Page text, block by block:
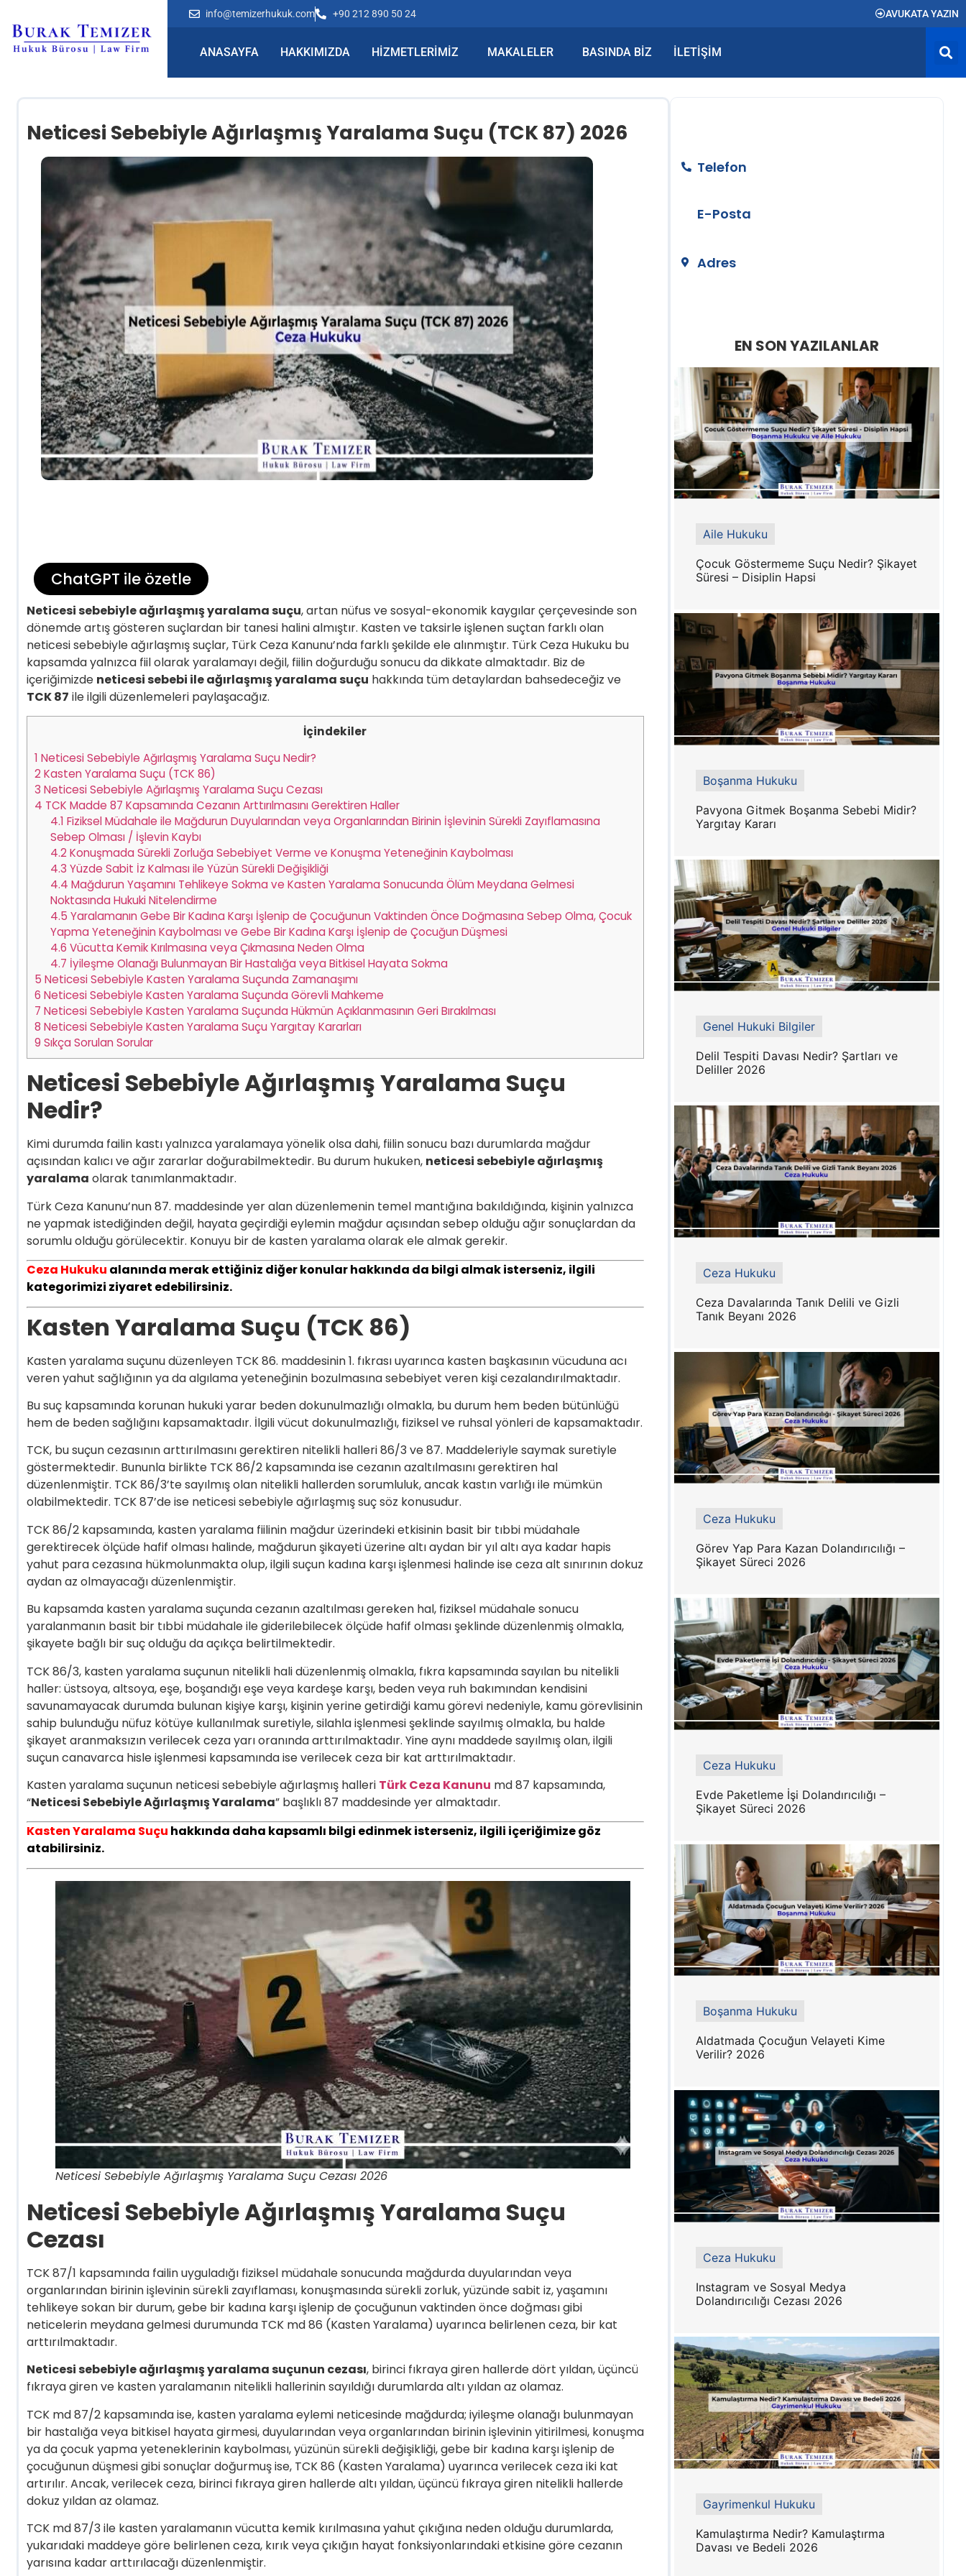
info@temizerhukuk.com +90 212 890 50 24 AVUKATA YAZIN
ANASAYFA HAKKIMIZDA HIZMETLERIMIZ MAKALELER BASINDA BIZ İLETIŞIM
Neticesi Sebebiyle Ağırlaşmış Yaralama Suçu (TCK 87) 2026
ChatGPT ile özetle
Neticesi sebebiyle ağırlaşmış yaralama suçu, artan nüfus ve sosyal-ekonomik kaygılar çerçevesinde son
dönemde artış gösteren suçlardan bir tanesi halini almıştır. Kasten ve taksirle işlenen suçtan farklı olan
neticesi sebebiyle ağırlaşmış suçlar, Türk Ceza Kanunu’nda farklı şekilde ele alınmıştır. Türk Ceza Hukuku bu
kapsamda yalnızca fiil olarak yaralamayı değil, fiilin doğurduğu sonucu da dikkate almaktadır. Biz de
içeriğimizde neticesi sebebi ile ağırlaşmış yaralama suçu hakkında tüm detaylardan bahsedeceğiz ve
TCK 87 ile ilgili düzenlemeleri paylaşacağız.
İçindekiler
1 Neticesi Sebebiyle Ağırlaşmış Yaralama Suçu Nedir?
2 Kasten Yaralama Suçu (TCK 86)
3 Neticesi Sebebiyle Ağırlaşmış Yaralama Suçu Cezası
4 TCK Madde 87 Kapsamında Cezanın Arttırılmasını Gerektiren Haller
4.1 Fiziksel Müdahale ile Mağdurun Duyularından veya Organlarından Birinin İşlevinin Sürekli Zayıflamasına
Sebep Olması / İşlevin Kaybı
4.2 Konuşmada Sürekli Zorluğa Sebebiyet Verme ve Konuşma Yeteneğinin Kaybolması
4.3 Yüzde Sabit İz Kalması ile Yüzün Sürekli Değişikliği
4.4 Mağdurun Yaşamını Tehlikeye Sokma ve Kasten Yaralama Sonucunda Ölüm Meydana Gelmesi
Noktasında Hukuki Nitelendirme
4.5 Yaralamanın Gebe Bir Kadına Karşı İşlenip de Çocuğunun Vaktinden Önce Doğmasına Sebep Olma, Çocuk
Yapma Yeteneğinin Kaybolması ve Gebe Bir Kadına Karşı İşlenip de Çocuğun Düşmesi
4.6 Vücutta Kemik Kırılmasına veya Çıkmasına Neden Olma
4.7 İyileşme Olanağı Bulunmayan Bir Hastalığa veya Bitkisel Hayata Sokma
5 Neticesi Sebebiyle Kasten Yaralama Suçunda Zamanaşımı
6 Neticesi Sebebiyle Kasten Yaralama Suçunda Görevli Mahkeme
7 Neticesi Sebebiyle Kasten Yaralama Suçunda Hükmün Açıklanmasının Geri Bırakılması
8 Neticesi Sebebiyle Kasten Yaralama Suçu Yargıtay Kararları
9 Sıkça Sorulan Sorular
Neticesi Sebebiyle Ağırlaşmış Yaralama Suçu
Nedir?
Kimi durumda failin kastı yalnızca yaralamaya yönelik olsa dahi, fiilin sonucu bazı durumlarda mağdur
açısından kalıcı ve ağır zararlar doğurabilmektedir. Bu durum hukuken, neticesi sebebiyle ağırlaşmış
yaralama olarak tanımlanmaktadır.
Türk Ceza Kanunu’nun 87. maddesinde yer alan düzenlemenin temel mantığına bakıldığında, kişinin yalnızca
ne yapmak istediğinden değil, hayata geçirdiği eylemin mağdur açısından sebep olduğu ağır sonuçlardan da
sorumlu olduğu görülecektir. Konuyu bir de kasten yaralama olarak ele almak gerekir.
Ceza Hukuku alanında merak ettiğiniz diğer konular hakkında da bilgi almak isterseniz, ilgili
kategorimizi ziyaret edebilirsiniz.
Kasten Yaralama Suçu (TCK 86)
Kasten yaralama suçunu düzenleyen TCK 86. maddesinin 1. fıkrası uyarınca kasten başkasının vücuduna acı
veren yahut sağlığının ya da algılama yeteneğinin bozulmasına sebebiyet veren kişi cezalandırılmaktadır.
Bu suç kapsamında korunan hukuki yarar beden dokunulmazlığı olmakla, bu durum hem beden bütünlüğü
hem de beden sağlığını kapsamaktadır. İlgili vücut dokunulmazlığı, fiziksel ve ruhsal yönleri de kapsamaktadır.
TCK, bu suçun cezasının arttırılmasını gerektiren nitelikli halleri 86/3 ve 87. Maddeleriyle saymak suretiyle
göstermektedir. Bununla birlikte TCK 86/2 kapsamında ise cezanın azaltılmasını gerektiren hal
düzenlenmiştir. TCK 86/3’te sayılmış olan nitelikli hallerden sorumluluk, ancak kastın varlığı ile mümkün
olabilmektedir. TCK 87’de ise neticesi sebebiyle ağırlaşmış suç söz konusudur.
TCK 86/2 kapsamında, kasten yaralama fiilinin mağdur üzerindeki etkisinin basit bir tıbbi müdahale
gerektirecek ölçüde hafif olması halinde, mağdurun şikayeti üzerine altı aydan bir yıl altı aya kadar hapis
yahut para cezasına hükmolunmakta olup, ilgili suçun kadına karşı işlenmesi halinde ise ceza alt sınırının dokuz
aydan az olmayacağı düzenlenmiştir.
Bu kapsamda kasten yaralama suçunda cezanın azaltılması gereken hal, fiziksel müdahale sonucu
yaralanmanın basit bir tıbbi müdahale ile giderilebilecek ölçüde hafif olması şeklinde düzenlenmiş olmakla,
şikayete bağlı bir suç olduğu da açıkça belirtilmektedir.
TCK 86/3, kasten yaralama suçunun nitelikli hali düzenlenmiş olmakla, fıkra kapsamında sayılan bu nitelikli
haller: üstsoya, altsoya, eşe, boşandığı eşe veya kardeşe karşı, beden veya ruh bakımından kendisini
savunamayacak durumda bulunan kişiye karşı, kişinin yerine getirdiği kamu görevi nedeniyle, kamu görevlisinin
sahip bulunduğu nüfuz kötüye kullanılmak suretiyle, silahla işlenmesi şeklinde sayılmış olmakla, bu halde
şikayet aranmaksızın verilecek ceza yarı oranında arttırılmaktadır. Yine aynı maddede sayılmış olan, ilgili
suçun canavarca hisle işlenmesi kapsamında ise verilecek ceza bir kat arttırılmaktadır.
Kasten yaralama suçunun neticesi sebebiyle ağırlaşmış halleri Türk Ceza Kanunu md 87 kapsamında,
“Neticesi Sebebiyle Ağırlaşmış Yaralama” başlıklı 87 maddesinde yer almaktadır.
Kasten Yaralama Suçu hakkında daha kapsamlı bilgi edinmek isterseniz, ilgili içeriğimize göz
atabilirsiniz.
Neticesi Sebebiyle Ağırlaşmış Yaralama Suçu Cezası 2026
Neticesi Sebebiyle Ağırlaşmış Yaralama Suçu
Cezası
TCK 87/1 kapsamında failin uyguladığı fiziksel müdahale sonucunda mağdurda duyularından veya
organlarından birinin işlevinin sürekli zayıflaması, konuşmasında sürekli zorluk, yüzünde sabit iz, yaşamını
tehlikeye sokan bir durum, gebe bir kadına karşı işlenip de çocuğunun vaktinden önce doğması gibi
neticelerin meydana gelmesi durumunda TCK md 86 (Kasten Yaralama) uyarınca belirlenen ceza, bir kat
arttırılmaktadır.
Neticesi sebebiyle ağırlaşmış yaralama suçunun cezası, birinci fıkraya giren hallerde dört yıldan, üçüncü
fıkraya giren ve kasten yaralamanın nitelikli hallerinin sayıldığı durumlarda altı yıldan az olamaz.
TCK md 87/2 kapsamında ise, kasten yaralama eylemi neticesinde mağdurda; iyileşme olanağı bulunmayan
bir hastalığa veya bitkisel hayata girmesi, duyularından veya organlarından birinin işlevinin yitirilmesi, konuşma
ya da çocuk yapma yeteneklerinin kaybolması, yüzünün sürekli değişikliği, gebe bir kadına karşı işlenip de
çocuğunun düşmesi gibi sonuçlar doğurmuş ise, TCK 86 (Kasten Yaralama) uyarınca verilecek ceza iki kat
artırılır. Ancak, verilecek ceza, birinci fıkraya giren hallerde altı yıldan, üçüncü fıkraya giren nitelikli hallerde
dokuz yıldan az olamaz.
TCK md 87/3 ile kasten yaralamanın vücutta kemik kırılmasına yahut çıkığına neden olduğu durumlarda,
yukarıdaki maddeye göre belirlenen ceza, kırık veya çıkığın hayat fonksiyonlarındaki etkisine göre cezanın
yarısına kadar arttırılacağı düzenlenmiştir.
Telefon
E-Posta
Adres
EN SON YAZILANLAR
Aile Hukuku
Çocuk Göstermeme Suçu Nedir? Şikayet
Süresi – Disiplin Hapsi
Boşanma Hukuku
Pavyona Gitmek Boşanma Sebebi Midir?
Yargıtay Kararı
Genel Hukuki Bilgiler
Delil Tespiti Davası Nedir? Şartları ve
Deliller 2026
Ceza Hukuku
Ceza Davalarında Tanık Delili ve Gizli
Tanık Beyanı 2026
Ceza Hukuku
Görev Yap Para Kazan Dolandırıcılığı –
Şikayet Süreci 2026
Ceza Hukuku
Evde Paketleme İşi Dolandırıcılığı –
Şikayet Süreci 2026
Boşanma Hukuku
Aldatmada Çocuğun Velayeti Kime
Verilir? 2026
Ceza Hukuku
Instagram ve Sosyal Medya
Dolandırıcılığı Cezası 2026
Gayrimenkul Hukuku
Kamulaştırma Nedir? Kamulaştırma
Davası ve Bedeli 2026